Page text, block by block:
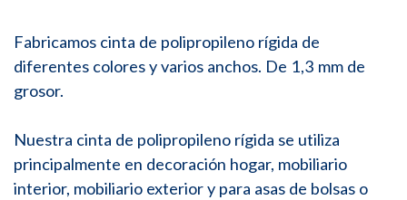
Fabricamos cinta de polipropileno rígida de
diferentes colores y varios anchos. De 1,3 mm de
grosor.
Nuestra cinta de polipropileno rígida se utiliza
principalmente en decoración hogar, mobiliario
interior, mobiliario exterior y para asas de bolsas o